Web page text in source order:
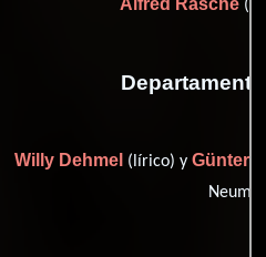
Departamento
Willy Dehmel (lírico) y Günter